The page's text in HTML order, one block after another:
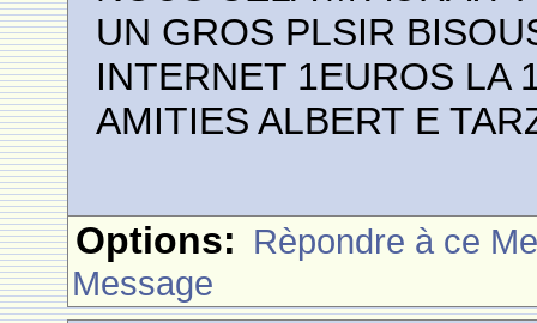
UN GROS PLSIR
INTERNET 1EUROS LA
AMITIES ALBERT E
Options: Rèpondre à ce
Message